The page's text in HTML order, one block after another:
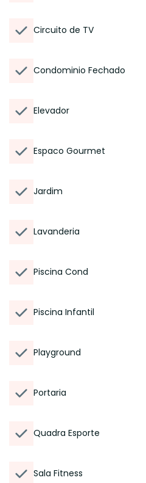
Circuito de TV
Condominio Fechado
Elevador
Espaco Gourmet
Jardim
Lavanderia
Piscina Cond
Piscina Infantil
Playground
Portaria
Quadra Esporte
Sala Fitness